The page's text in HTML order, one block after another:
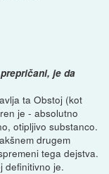
je da
ta Obstoj (kot
je - absolutno
otipljivo substanco.
drugem
tega dejstva.
definitivno je.